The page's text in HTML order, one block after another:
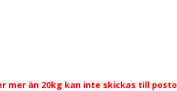
mer än 20kg kan inte skickas till